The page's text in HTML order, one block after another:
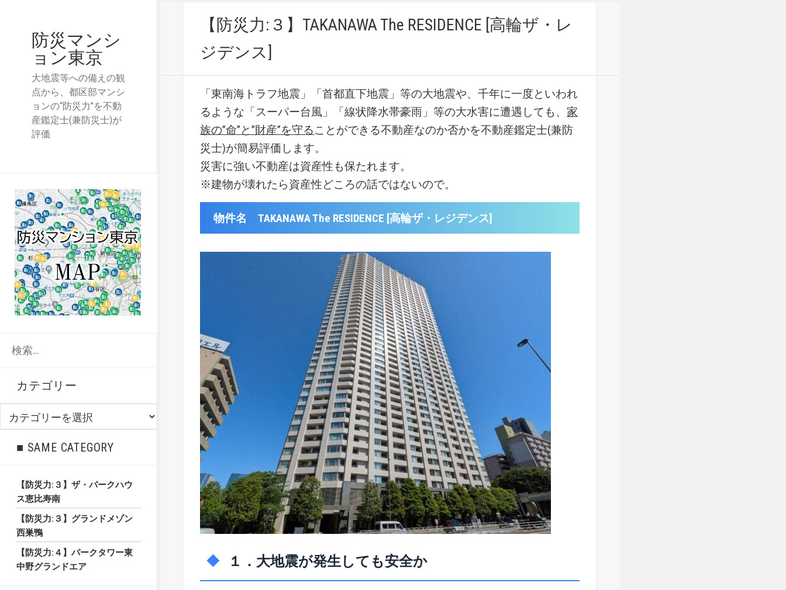
防災マンシ
ョン東京
大地震等への備えの観
点から、都区部マンシ
ョンの“防災力”を不動
産鑑定士(兼防災士)が
評価
カテゴリー
■ SAME CATEGORY
【防災力:３】ザ・パークハウ
ス恵比寿南
【防災力:３】グランドメゾン
西巣鴨
【防災力:４】パークタワー東
中野グランドエア
【防災力:３】TAKANAWA The RESIDENCE [高輪ザ・レ
ジデンス]
「東南海トラフ地震」「首都直下地震」等の大地震や、千年に一度といわれ
るような「スーパー台風」「線状降水帯豪雨」等の大水害に遭遇しても、 家
族の”命”と”財産”を守ることができる不動産なのか否かを不動産鑑定士(兼防
災士)が簡易評価します。
災害に強い不動産は資産性も保たれます。
※建物が壊れたら資産性どころの話ではないので。
物件名 TAKANAWA The RESIDENCE [高輪ザ・レジデンス]
１．大地震が発生しても安全か